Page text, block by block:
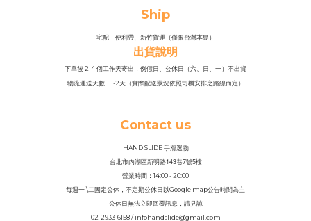
Ship
宅配：便利帶、新竹貨運（僅限台灣本島）
出貨說明
下單後 2-4 個工作天寄出，例假日、公休日（六、日、一）不出貨
物流運送天數：1-2天（實際配送狀況依照司機安排之路線而定）
Contact us
HAND SLIDE 手滑選物
台北市內湖區新明路143巷7號5樓
營業時間：14:00 - 20:00
每週一 \二固定公休，不定期公休日以Google map公告時間為主
公休日無法立即回覆訊息，請見諒
02-2933-6158 / infohandslide@gmail.com